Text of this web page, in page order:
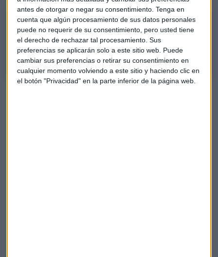
antes de otorgar o negar su consentimiento. Tenga en
cuenta que algún procesamiento de sus datos personales
puede no requerir de su consentimiento, pero usted tiene
el derecho de rechazar tal procesamiento. Sus
preferencias se aplicarán solo a este sitio web. Puede
cambiar sus preferencias o retirar su consentimiento en
cualquier momento volviendo a este sitio y haciendo clic en
el botón "Privacidad" en la parte inferior de la página web.
Consultorio | Iberdrola, “secuencia claramente alcista”, pero... Nos
fijamos en el valor con Jorge del Canto
Jorge del Canto, de Caser Asesores Financieros en Canarias, repasa los
títulos de Moody's y Synopsys, entre otros